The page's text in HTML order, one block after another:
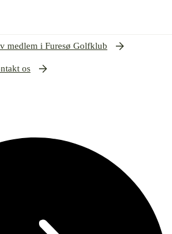
medlem i Furesø Golfklub
os